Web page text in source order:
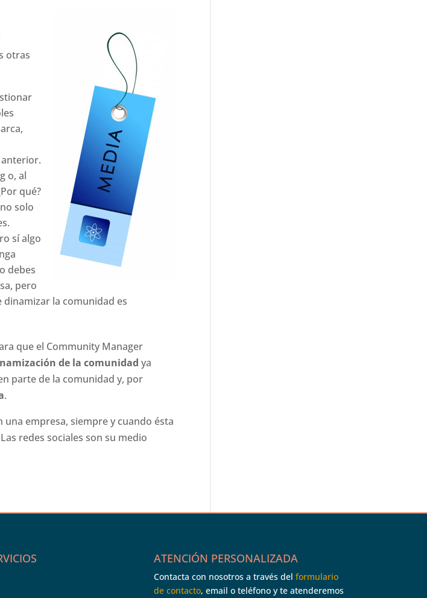
otras
anterior.
o, al
qué?
solo
sí algo
debes
pero
la comunidad es
que el Community Manager
de la comunidadya
parte de la comunidad y, por
.
una empresa, siempre y cuando ésta
redes sociales son su medio
ATENCIÓN PERSONALIZADA
Contacta con nosotros a través del formulario
de contacto, email o teléfono y te atenderemos